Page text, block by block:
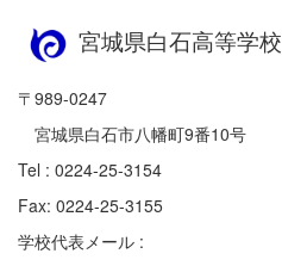
宮城県白石高等学校
〒989-0247
宮城県白石市八幡町9番10号
Tel : 0224-25-3154
Fax: 0224-25-3155
学校代表メール :